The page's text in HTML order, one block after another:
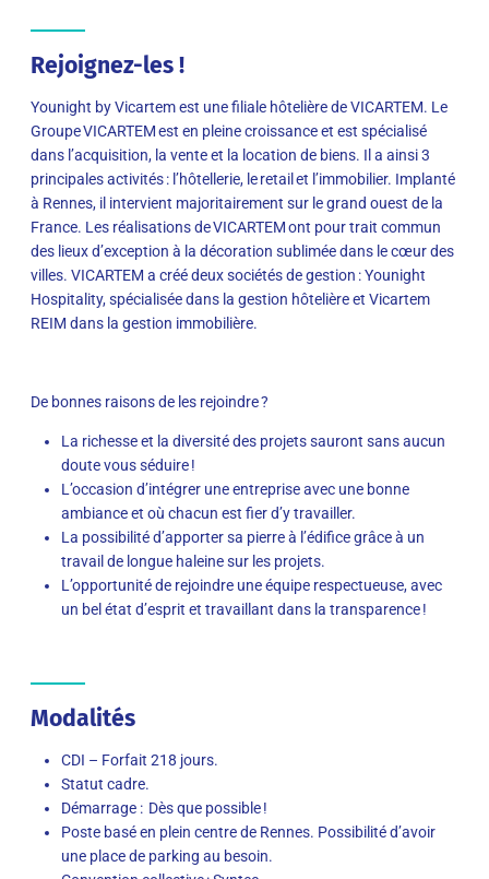
Rejoignez-les !
Younight by Vicartem est une filiale hôtelière de VICARTEM. Le
Groupe VICARTEM est en pleine croissance et est spécialisé
dans l’acquisition, la vente et la location de biens. Il a ainsi 3
principales activités : l’hôtellerie, le retail et l’immobilier. Implanté
à Rennes, il intervient majoritairement sur le grand ouest de la
France. Les réalisations de VICARTEM ont pour trait commun
des lieux d’exception à la décoration sublimée dans le cœur des
villes. VICARTEM a créé deux sociétés de gestion : Younight
Hospitality, spécialisée dans la gestion hôtelière et Vicartem
REIM dans la gestion immobilière.
De bonnes raisons de les rejoindre ?
La richesse et la diversité des projets sauront sans aucun
doute vous séduire !
L’occasion d’intégrer une entreprise avec une bonne
ambiance et où chacun est fier d’y travailler.
La possibilité d’apporter sa pierre à l’édifice grâce à un
travail de longue haleine sur les projets.
L’opportunité de rejoindre une équipe respectueuse, avec
un bel état d’esprit et travaillant dans la transparence !
Modalités
CDI – Forfait 218 jours.
Statut cadre.
Démarrage : Dès que possible !
Poste basé en plein centre de Rennes. Possibilité d’avoir
une place de parking au besoin.